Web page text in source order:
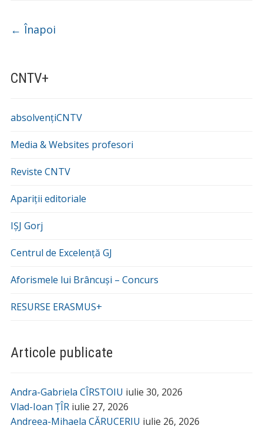
CNTV+
absolvențiCNTV
Media & Websites profesori
Reviste CNTV
Apariții editoriale
IȘJ Gorj
Centrul de Excelență GJ
Aforismele lui Brâncuși – Concurs
RESURSE ERASMUS+
Articole publicate
Andra-Gabriela CÎRSTOIU iulie 30, 2026
Vlad-Ioan ȚÎR iulie 27, 2026
Andreea-Mihaela CĂRUCERIU iulie 26, 2026
Navigare
← Înapoi